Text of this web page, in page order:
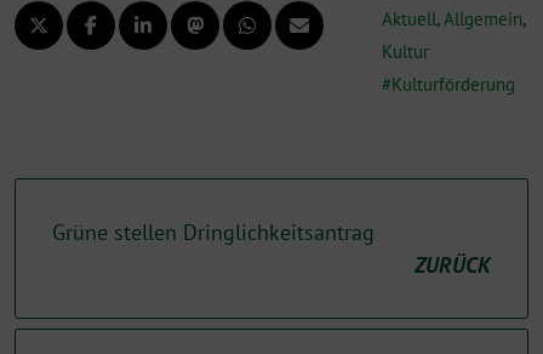
Aktuell,Allgemein,
Kultur
Kulturförderung
Grüne stellen Dringlichkeitsantrag
ZURÜCK